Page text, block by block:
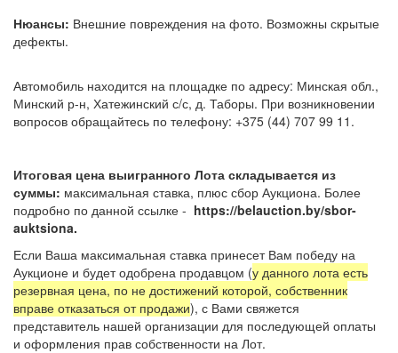
Нюансы: Внешние повреждения на фото. Возможны скрытые
дефекты.
Автомобиль находится на площадке по адресу: Минская обл.,
Минский р-н, Хатежинский с/с, д. Таборы. При возникновении
вопросов обращайтесь по телефону: +375 (44) 707 99 11.
Итоговая цена выигранного Лота складывается из
суммы: максимальная ставка, плюс сбор Аукциона. Более
подробно по данной ссылке - https://belauction.by/sbor-
auktsiona.
Если Ваша максимальная ставка принесет Вам победу на
Аукционе и будет одобрена продавцом (у данного лота есть
резервная цена, по не достижений которой, собственник
вправе отказаться от продажи), с Вами свяжется
представитель нашей организации для последующей оплаты
и оформления прав собственности на Лот.